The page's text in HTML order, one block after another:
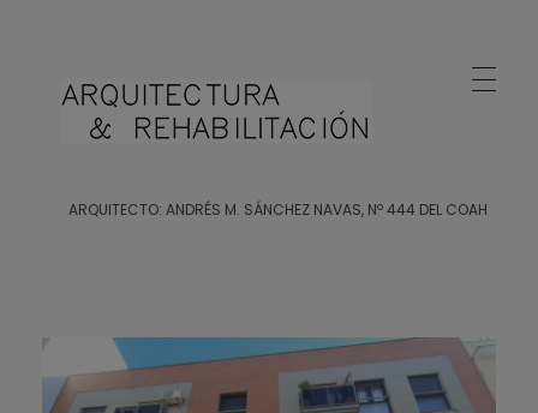
ARQUITECTO: ANDRÉS M. SÁNCHEZ NAVAS, Nº 444 DEL COAH